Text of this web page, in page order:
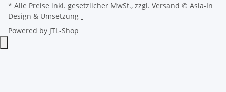
* Alle Preise inkl. gesetzlicher MwSt., zzgl. Versand © Asia-In
Design & Umsetzung
Powered by JTL-Shop